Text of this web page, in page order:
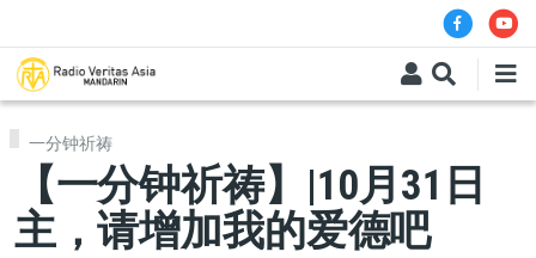
一分钟祈祷
【一分钟祈祷】|10月31日
主，请增加我的爱德吧